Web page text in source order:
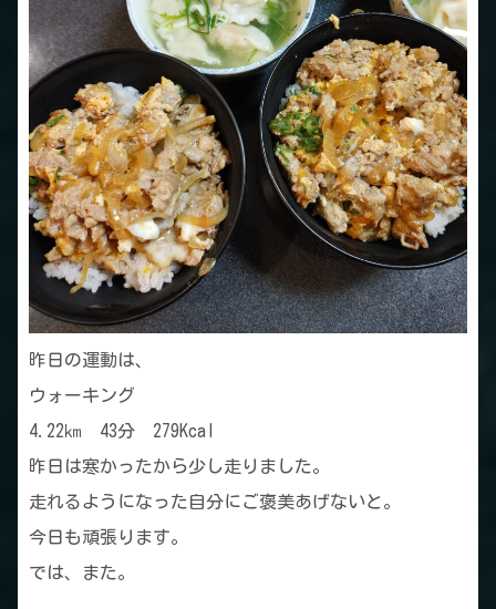
昨日の運動は、
ウォーキング
4.22㎞ 43分 279Kcal
昨日は寒かったから少し走りました。
走れるようになった自分にご褒美あげないと。
今日も頑張ります。
では、また。